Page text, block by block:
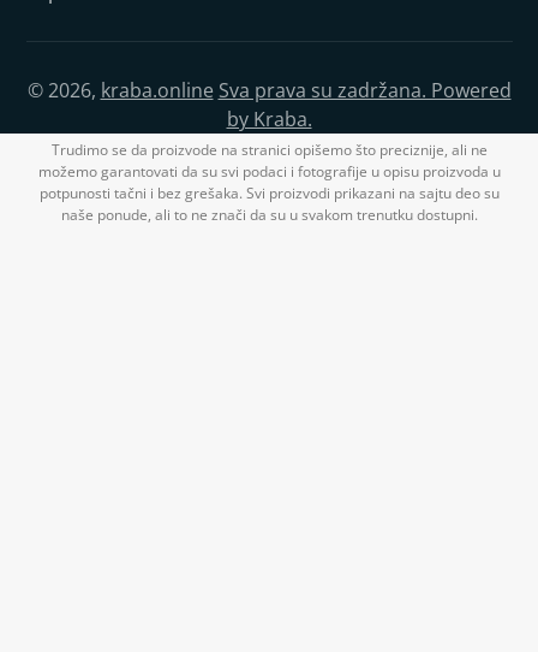
© 2026, kraba.online Sva prava su zadržana. Powered
by Kraba.
Trudimo se da proizvode na stranici opišemo što preciznije, ali ne
možemo garantovati da su svi podaci i fotografije u opisu proizvoda u
potpunosti tačni i bez grešaka. Svi proizvodi prikazani na sajtu deo su
naše ponude, ali to ne znači da su u svakom trenutku dostupni.